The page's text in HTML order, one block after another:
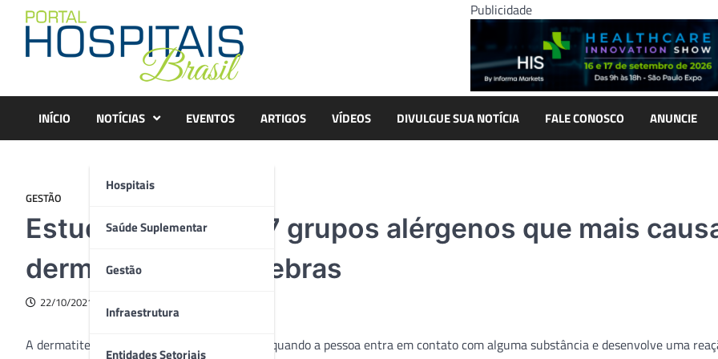
content
Publicidade
INÍCIO NOTÍCIAS
Hospitais
Saúde Suplementar
Gestão
Infraestrutura
Entidades Setoriais
EVENTOS ARTIGOS VÍDEOS DIVULGUE SUA NOTÍCIA FALE CONOSCO ANUNCIE
GESTÃO
Estudo levanta os 7 grupos alérgenos que mais
dermatite nas pálpebras
22/10/2021
A dermatite alérgica de contato (DAC) ocorre quando a pessoa entra em contato com alguma substância e desenvolve uma